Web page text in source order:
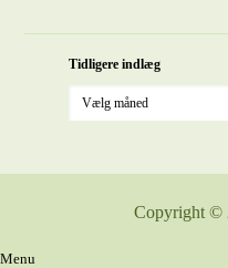
Tidligere indlæg
Copyright ©
Menu